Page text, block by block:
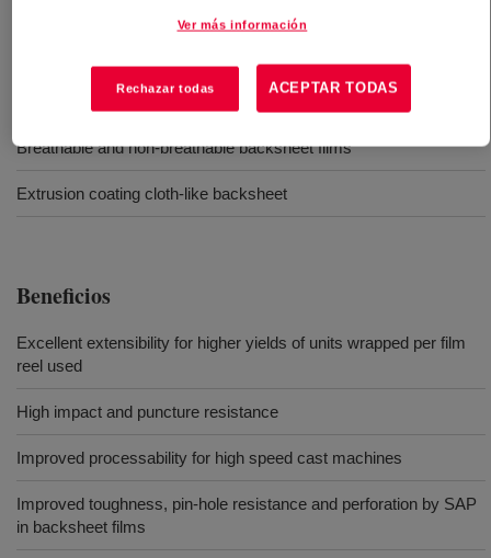
Breathable and non-breathable backsheet films
Extrusion coating cloth-like backsheet
Beneficios
Excellent extensibility for higher yields of units wrapped per film
reel used
High impact and puncture resistance
Improved processability for high speed cast machines
Improved toughness, pin-hole resistance and perforation by SAP
in backsheet films
Ver más información
Rechazar todas ACEPTAR TODAS